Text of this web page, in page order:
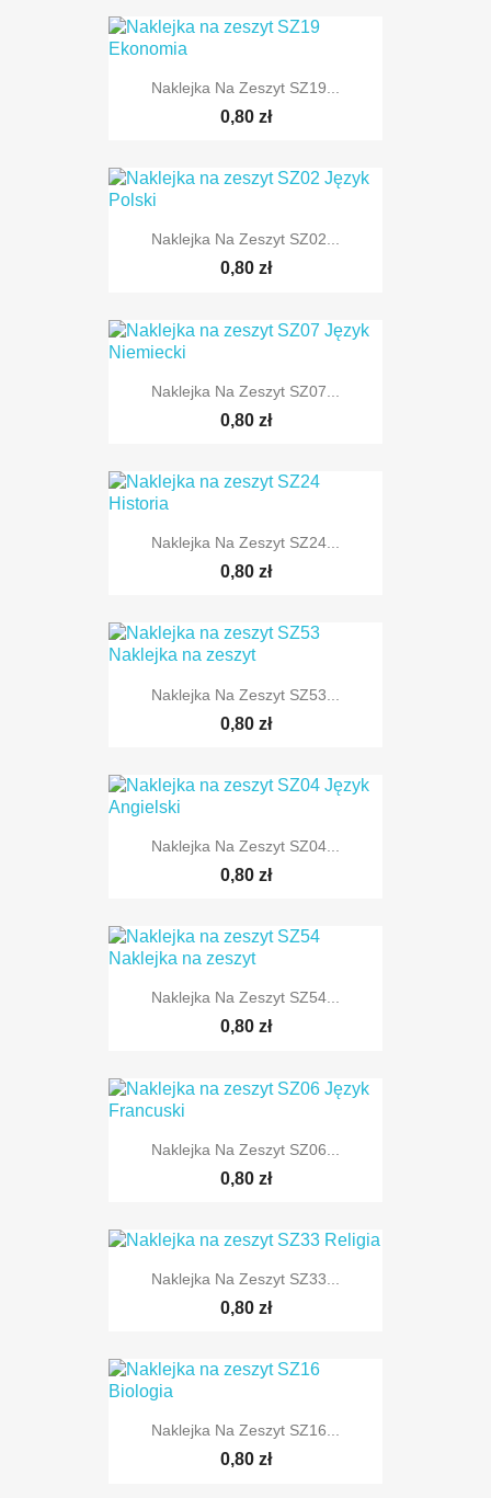
Naklejka Na Zeszyt SZ19...
0,80 zł
Naklejka Na Zeszyt SZ02...
0,80 zł
Naklejka Na Zeszyt SZ07...
0,80 zł
Naklejka Na Zeszyt SZ24...
0,80 zł
Naklejka Na Zeszyt SZ53...
0,80 zł
Naklejka Na Zeszyt SZ04...
0,80 zł
Naklejka Na Zeszyt SZ54...
0,80 zł
Naklejka Na Zeszyt SZ06...
0,80 zł
Naklejka Na Zeszyt SZ33...
0,80 zł
Naklejka Na Zeszyt SZ16...
0,80 zł